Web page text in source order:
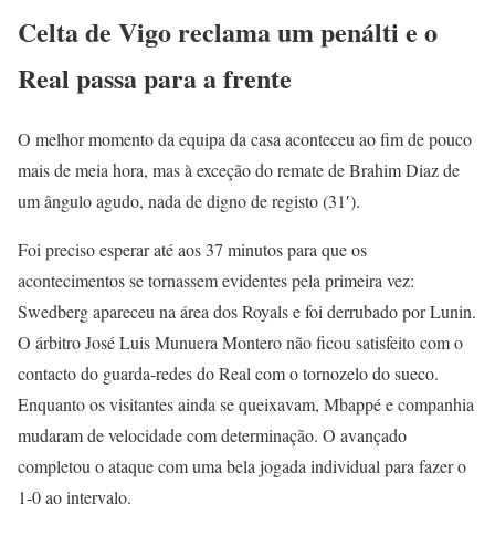
Celta de Vigo reclama um penálti e o
Real passa para a frente
O melhor momento da equipa da casa aconteceu ao fim de pouco
mais de meia hora, mas à exceção do remate de Brahim Diaz de
um ângulo agudo, nada de digno de registo (31′).
Foi preciso esperar até aos 37 minutos para que os
acontecimentos se tornassem evidentes pela primeira vez:
Swedberg apareceu na área dos Royals e foi derrubado por Lunin.
O árbitro José Luis Munuera Montero não ficou satisfeito com o
contacto do guarda-redes do Real com o tornozelo do sueco.
Enquanto os visitantes ainda se queixavam, Mbappé e companhia
mudaram de velocidade com determinação. O avançado
completou o ataque com uma bela jogada individual para fazer o
1-0 ao intervalo.